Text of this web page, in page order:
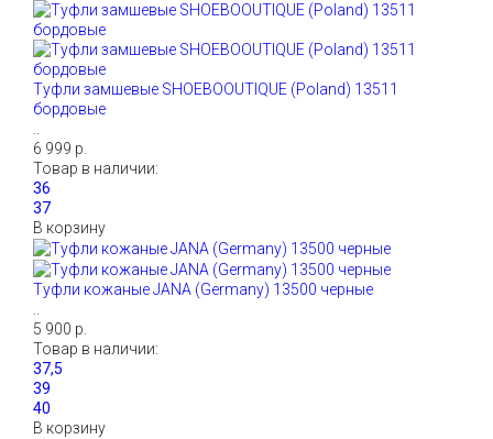
Туфли замшевые SHOEBOOUTIQUE (Poland) 13511
бордовые
6 999 р.
Товар в наличии:
В корзину
Туфли кожаные JANA (Germany) 13500 черные
..
5 900 р.
Товар в наличии:
В корзину